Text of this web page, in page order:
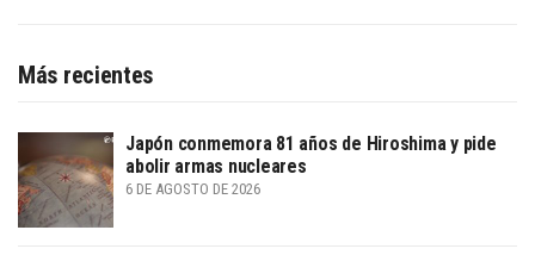
Más recientes
Japón conmemora 81 años de Hiroshima y pide
abolir armas nucleares
6 DE AGOSTO DE 2026